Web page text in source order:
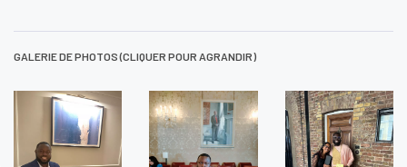
GALERIE DE PHOTOS (CLIQUER POUR AGRANDIR)